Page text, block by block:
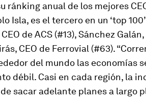
ránking anual de los mejores
Isla, es el tercero en un ‘top
de ACS (#13), Sánchez Galán,
CEO de Ferrovial (#63).
del mundo las economías
débil. Casi en cada región, la
sacar adelante planes a largo